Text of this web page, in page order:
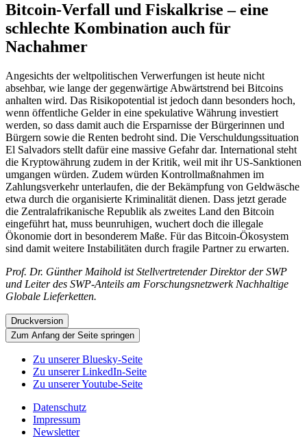
Bitcoin-Verfall und Fiskalkrise – eine
schlechte Kombination auch für
Nachahmer
Angesichts der weltpolitischen Verwerfungen ist heute nicht
absehbar, wie lange der gegenwärtige Abwärtstrend bei Bitcoins
anhalten wird. Das Risikopotential ist jedoch dann besonders hoch,
wenn öffentliche Gelder in eine spekulative Währung investiert
werden, so dass damit auch die Ersparnisse der Bürgerinnen und
Bürgern sowie die Renten bedroht sind. Die Verschuldungssituation
El Salvadors stellt dafür eine massive Gefahr dar. International steht
die Kryptowährung zudem in der Kritik, weil mit ihr US-Sanktionen
umgangen würden. Zudem würden Kontrollmaßnahmen im
Zahlungsverkehr unterlaufen, die der Bekämpfung von Geldwäsche
etwa durch die organisierte Kriminalität dienen. Dass jetzt gerade
die Zentralafrikanische Republik als zweites Land den Bitcoin
eingeführt hat, muss beunruhigen, wuchert doch die illegale
Ökonomie dort in besonderem Maße. Für das Bitcoin-Ökosystem
sind damit weitere Instabilitäten durch fragile Partner zu erwarten.
Prof. Dr. Günther Maihold ist Stellvertretender Direktor der SWP
und Leiter des SWP-Anteils am Forschungsnetzwerk Nachhaltige
Globale Lieferketten.
Druckversion
Zum Anfang der Seite springen
Zu unserer Bluesky-Seite
Zu unserer LinkedIn-Seite
Zu unserer Youtube-Seite
Datenschutz
Impressum
Newsletter